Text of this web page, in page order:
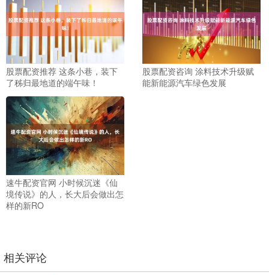
股票配资推荐 这条小巷，装下
了秭归最地道的端午味！
股票配资咨询 涂料技术升级赋
能新能源汽车绿色发展
速牛配资官网 小时候沉迷《仙
境传说》的人，长大后会做出怎
样的新RO
相关评论